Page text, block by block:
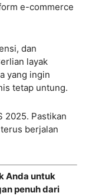
e-commerce
dan
layak
yang ingin
tetap untung.
2025. Pastikan
berjalan
Anda untuk
penuh dari